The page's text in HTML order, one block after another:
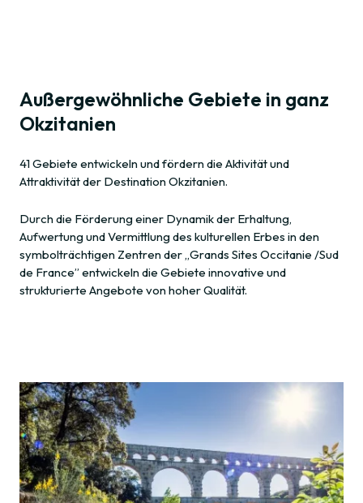
Außergewöhnliche Gebiete in ganz
Okzitanien
41 Gebiete entwickeln und fördern die Aktivität und
Attraktivität der Destination Okzitanien.
Durch die Förderung einer Dynamik der Erhaltung,
Aufwertung und Vermittlung des kulturellen Erbes in den
symbolträchtigen Zentren der „Grands Sites Occitanie /Sud
de France” entwickeln die Gebiete innovative und
strukturierte Angebote von hoher Qualität.